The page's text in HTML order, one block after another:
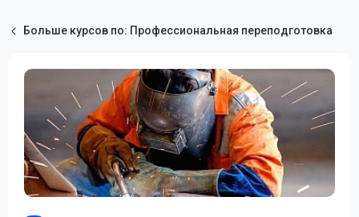
Больше курсов по: Профессиональная переподготовка